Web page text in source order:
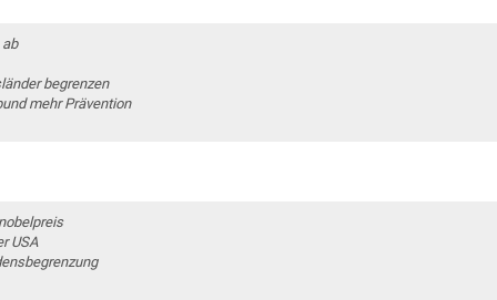
begrenzen
mehr Prävention
USA